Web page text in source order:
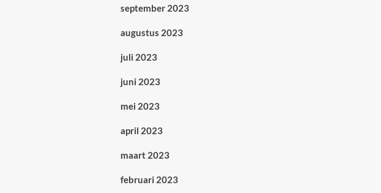
september 2023
augustus 2023
juli 2023
juni 2023
mei 2023
april 2023
maart 2023
februari 2023